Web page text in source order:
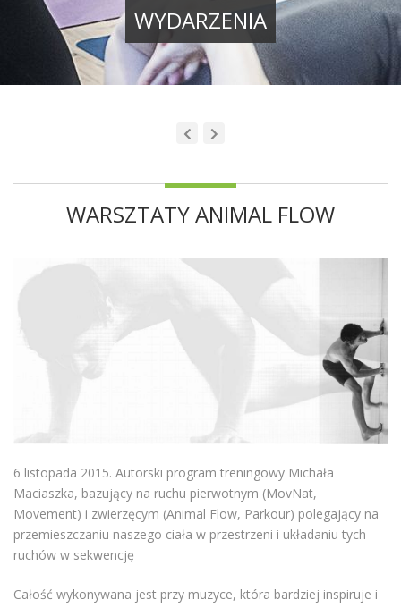
WYDARZENIA
WARSZTATY ANIMAL FLOW
6 listopada 2015. Autorski program treningowy Michała
Maciaszka, bazujący na ruchu pierwotnym (MovNat,
Movement) i zwierzęcym (Animal Flow, Parkour) polegający na
przemieszczaniu naszego ciała w przestrzeni i układaniu tych
ruchów w sekwencję
Całość wykonywana jest przy muzyce, która bardziej inspiruje i